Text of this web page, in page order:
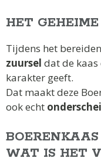
HET
Tijdens het
zuursel dat de
karakter geeft.
Dat maakt deze
ook echt
WAT IS HET